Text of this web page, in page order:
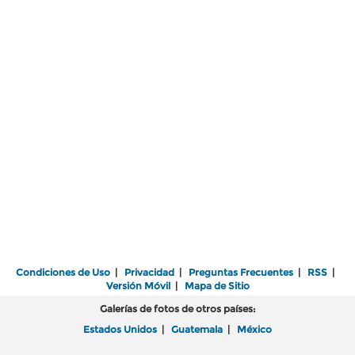
Condiciones de Uso | Privacidad | Preguntas Frecuentes | RSS |
Versión Móvil| Mapa de Sitio
Galerías de fotos de otros países:
Estados Unidos | Guatemala | México